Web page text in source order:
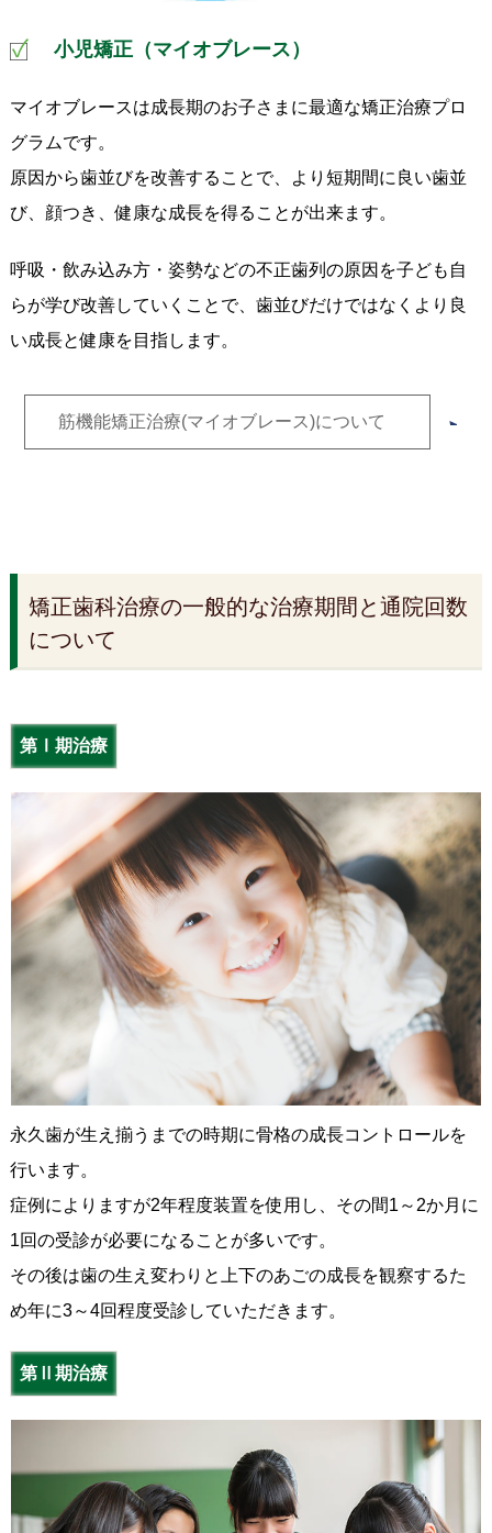
小児矯正（マイオブレース）
マイオブレースは成長期のお子さまに最適な矯正治療プロ
グラムです。
原因から歯並びを改善することで、より短期間に良い歯並
び、顔つき、健康な成長を得ることが出来ます。
呼吸・飲み込み方・姿勢などの不正歯列の原因を子ども自
らが学び改善していくことで、歯並びだけではなくより良
い成長と健康を目指します。
筋機能矯正治療(マイオブレース)について
矯正歯科治療の一般的な治療期間と通院回数
について
第Ⅰ期治療
永久歯が生え揃うまでの時期に骨格の成長コントロールを
行います。
症例によりますが2年程度装置を使用し、その間1～2か月に
1回の受診が必要になることが多いです。
その後は歯の生え変わりと上下のあごの成長を観察するた
め年に3～4回程度受診していただきます。
第Ⅱ期治療